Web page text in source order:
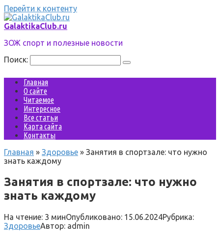
Перейти к контенту
GalaktikaClub.ru
ЗОЖ спорт и полезные новости
Поиск:
Главная
О сайте
Читаемое
Интересное
Все статьи
Карта сайта
Контакты
Главная » Здоровье » Занятия в спортзале: что нужно
знать каждому
Занятия в спортзале: что нужно
знать каждому
На чтение: 3 минОпубликовано: 15.06.2024Рубрика:
ЗдоровьеАвтор: admin